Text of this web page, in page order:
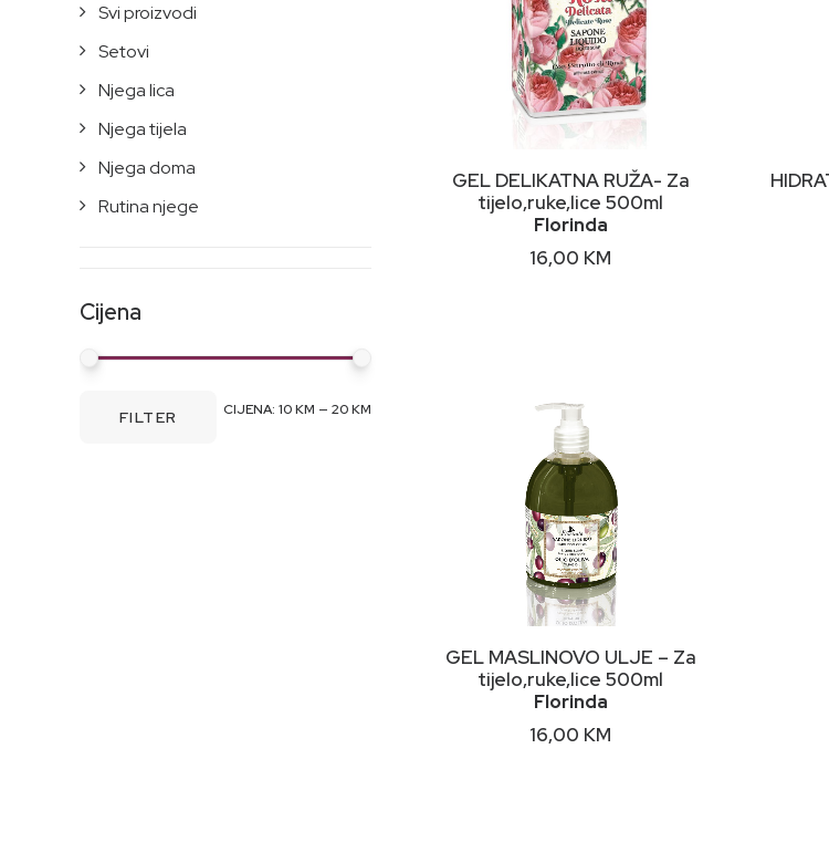
Svi proizvodi
Setovi
Njega lica
Njega tijela
Njega doma
Rutina njege
Cijena
FILTER CIJENA: 10 KM — 20 KM
DODAJ U KORPU
GEL DELIKATNA RUŽA- Za
tijelo,ruke,lice 500ml
Florinda
16,00 KM
DODAJ U KORPU
GEL MASLINOVO ULJE – Za
tijelo,ruke,lice 500ml
Florinda
16,00 KM